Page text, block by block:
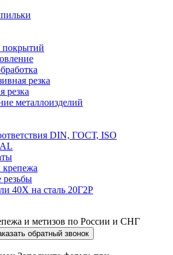
покрытий
резка
резка
металлоизделий
DIN, ГОСТ, ISO
40Х на сталь 20Г2Р
и метизов по России и СНГ
обратный звонок